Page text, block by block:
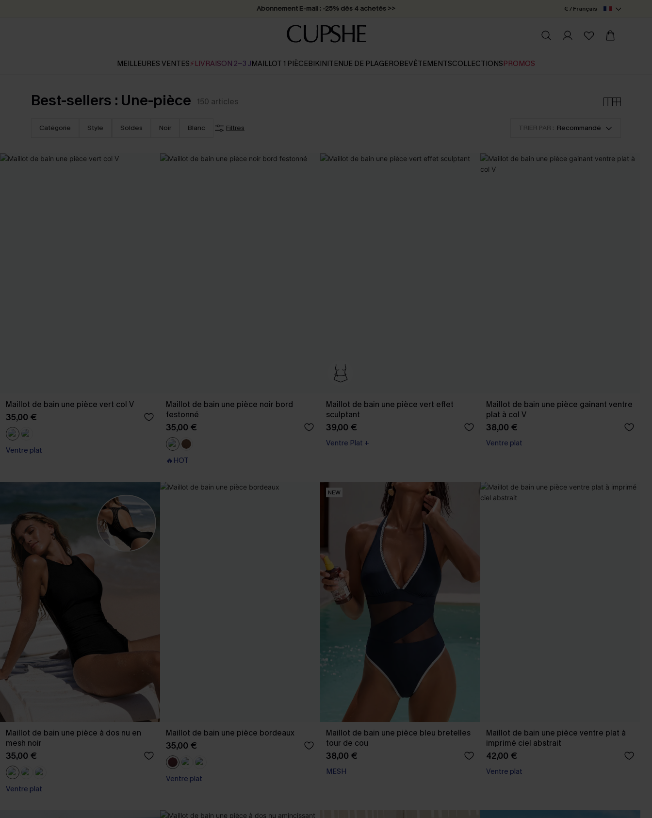
Abonnement E-mail : -25% dès 4 achetés >> € / Français
MEILLEURES VENTES⚡LIVRAISON 2-3 JMAILLOT 1 PIÈCEBIKINITENUE DE PLAGEROBEVÊTEMENTSCOLLECTIONSPROMOS
Best-sellers : Une-pièce 150 articles
Catégorie Style Soldes Noir Blanc Filtres TRIER PAR : Recommandé
Maillot de bain une pièce vert col V
35,00 €
Ventre plat
Maillot de bain une pièce noir bord
festonné
35,00 €
🔥HOT
Maillot de bain une pièce vert effet
sculptant
39,00 €
Ventre Plat +
Maillot de bain une pièce gainant ventre
plat à col V
38,00 €
Ventre plat
Maillot de bain une pièce à dos nu en
mesh noir
35,00 €
Ventre plat
Maillot de bain une pièce bordeaux
35,00 €
Ventre plat
NEW
Maillot de bain une pièce bleu bretelles
tour de cou
38,00 €
MESH
Maillot de bain une pièce ventre plat à
imprimé ciel abstrait
42,00 €
Ventre plat